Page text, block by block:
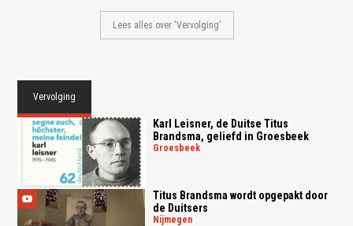
Lees alles over 'Vervolging'
Vervolging
Karl Leisner, de Duitse Titus
Brandsma, geliefd in Groesbeek
groesbeek
Titus Brandsma wordt opgepakt door
de Duitsers
nijmegen